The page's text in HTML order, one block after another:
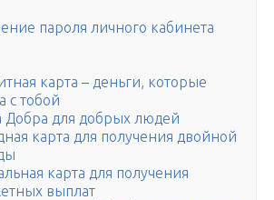
пароля личного кабинета
карта – деньги, которые
с тобой
Добра для добрых людей
карта для получения двойной
карта для получения
выплат